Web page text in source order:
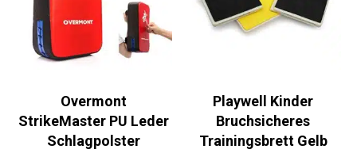
StrikeMaster PU
Leder Schlagpolster
Bruchsicheres
Trainingsbrett Gelb